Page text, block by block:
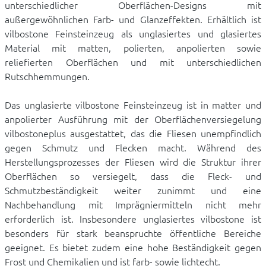
unterschiedlicher Oberflächen-Designs mit
außergewöhnlichen Farb- und Glanzeffekten. Erhältlich ist
vilbostone Feinsteinzeug als unglasiertes und glasiertes
Material mit matten, polierten, anpolierten sowie
reliefierten Oberflächen und mit unterschiedlichen
Rutschhemmungen.
Das unglasierte vilbostone Feinsteinzeug ist in matter und
anpolierter Ausführung mit der Oberflächenversiegelung
vilbostoneplus ausgestattet, das die Fliesen unempfindlich
gegen Schmutz und Flecken macht. Während des
Herstellungsprozesses der Fliesen wird die Struktur ihrer
Oberflächen so versiegelt, dass die Fleck- und
Schmutzbeständigkeit weiter zunimmt und eine
Nachbehandlung mit Imprägniermitteln nicht mehr
erforderlich ist. Insbesondere unglasiertes vilbostone ist
besonders für stark beanspruchte öffentliche Bereiche
geeignet. Es bietet zudem eine hohe Beständigkeit gegen
Frost und Chemikalien und ist farb- sowie lichtecht.